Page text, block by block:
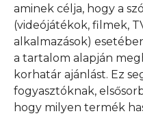
aminek célja, hogy a
(videójátékok, filmek,
alkalmazások)
a tartalom alapján
korhatár ajánlást. Ez
fogyasztóknak,
hogy milyen termék